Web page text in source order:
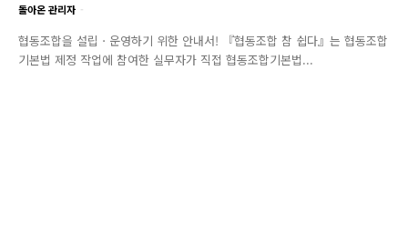
돌아온 관리자 -
협동조합을 설립ㆍ운영하기 위한 안내서! 『협동조합 참 쉽다』는 협동조합
기본법 제정 작업에 참여한 실무자가 직접 협동조합기본법...